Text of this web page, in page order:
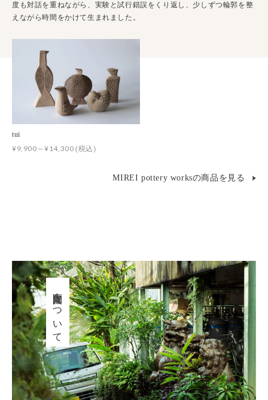
度も対話を重ねながら、実験と試行錯誤をくり返し、少しずつ輪郭を整
えながら時間をかけて生まれました。
tui
¥9,900～¥14,300 (税込)
MIREI pottery worksの商品を見る
育陶園について